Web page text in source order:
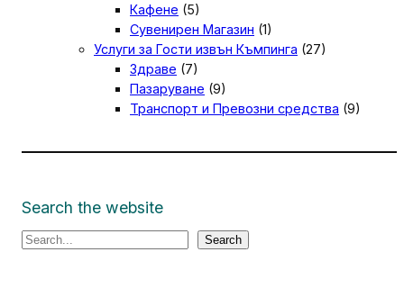
Кафене (5)
Сувенирен Магазин (1)
Услуги за Гости извън Къмпинга (27)
Здраве (7)
Пазаруване (9)
Транспорт и Превозни средства (9)
Search the website
S
Search